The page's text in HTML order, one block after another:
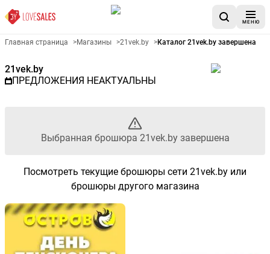
МЕНЮ
Рекламный листовой
Главная страница >Магазины >21vek.by >Каталог 21vek.by завершена
21vek.by
ПРЕДЛОЖЕНИЯ НЕАКТУАЛЬНЫ
Выбранная брошюра 21vek.by завершена
Посмотреть текущие брошюры сети 21vek.by или
брошюры другого магазина